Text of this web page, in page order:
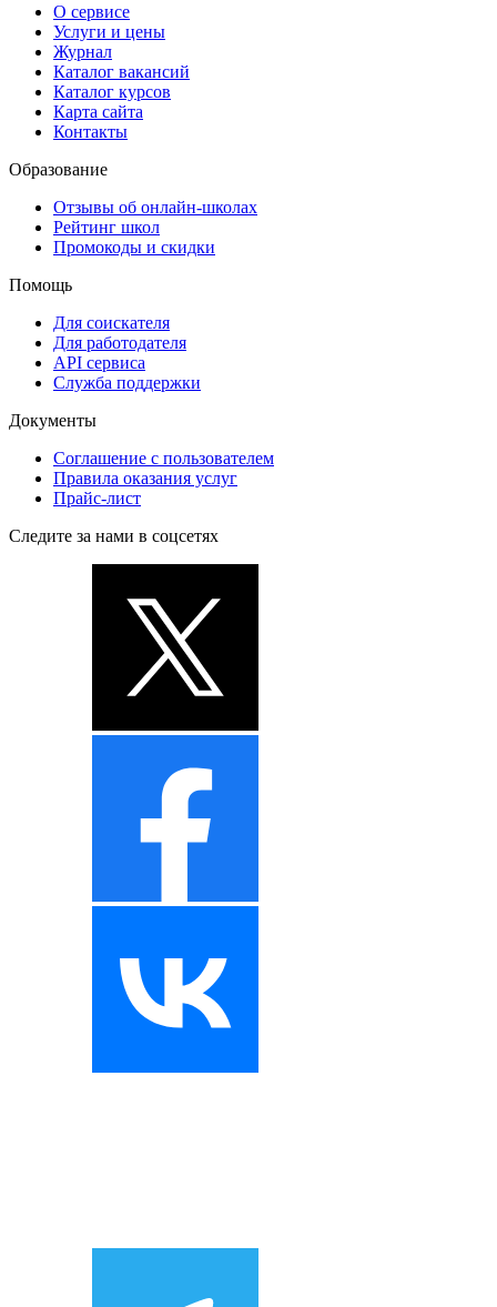
О сервисе
Услуги и цены
Журнал
Каталог вакансий
Каталог курсов
Карта сайта
Контакты
Образование
Отзывы об онлайн-школах
Рейтинг школ
Промокоды и скидки
Помощь
Для соискателя
Для работодателя
API сервиса
Служба поддержки
Документы
Соглашение с пользователем
Правила оказания услуг
Прайс-лист
Следите за нами в соцсетях